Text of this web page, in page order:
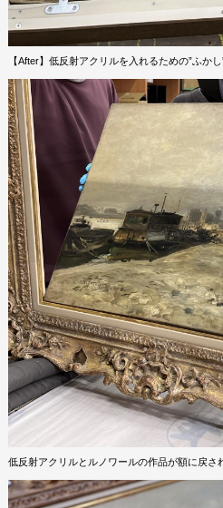
【After】低反射アクリルを入れるための”ふか
低反射アクリルとルノワールの作品が額に戻さ